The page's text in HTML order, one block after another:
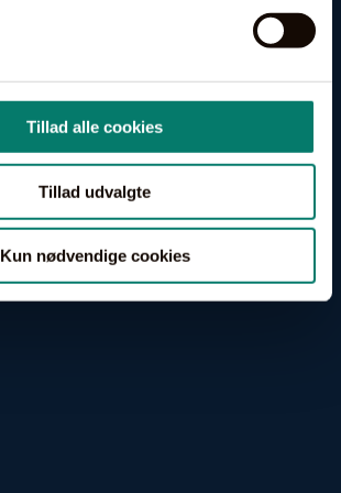
Tillad alle cookies
Tillad udvalgte
Kun nødvendige cookies